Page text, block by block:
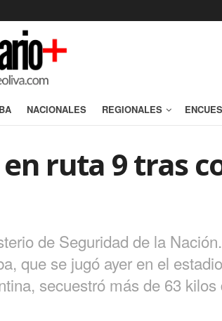
NACIONALES REGIONALES
ruta 9 tras
de Seguridad de la
que se jugó ayer en el
secuestró más de 63